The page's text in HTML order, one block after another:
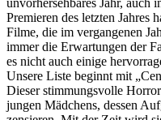
Premieren des letzten Jahres
Filme, die im vergangenen
immer die Erwartungen der
es nicht auch einige
Unsere Liste beginnt mit
Dieser stimmungsvolle
jungen Mädchens, dessen